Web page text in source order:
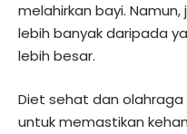
melahirkan bayi.
lebih banyak daripada
lebih besar.
Diet sehat dan
untuk memastikan